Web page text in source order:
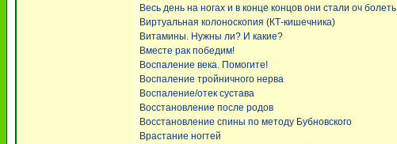
Весь день на ногах и в конце концов они стали оч болеть
Виртуальная колоноскопия (КТ-кишечника)
Витамины. Нужны ли? И какие?
Вместе рак победим!
Воспаление века. Помогите!
Воспаление тройничного нерва
Воспаление/отек сустава
Восстановление после родов
Восстановление спины по методу Бубновского
Врастание ногтей